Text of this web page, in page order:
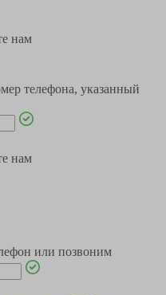
нам
телефона, указанный
нам
или позвоним